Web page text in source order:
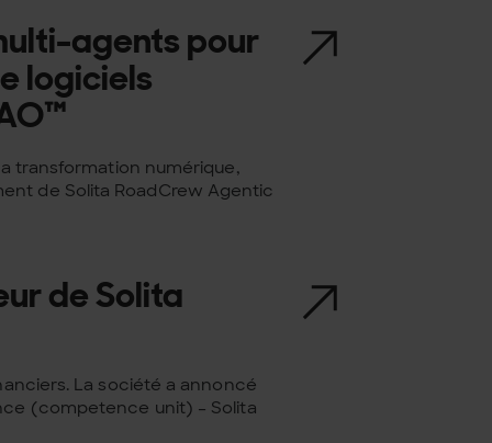
agents pour
logiciels
transformation numérique,
de Solita RoadCrew Agentic
de Solita
La société a annoncé
(competence unit) – Solita